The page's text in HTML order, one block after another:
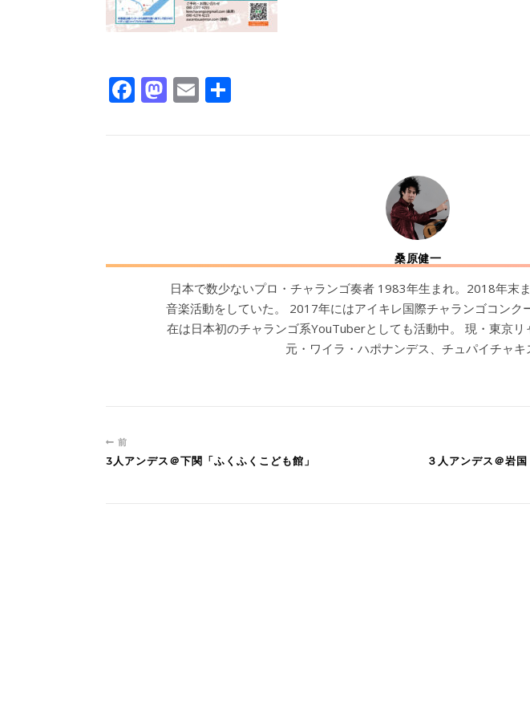
Facebook
Mastodon
Email
桑原健一
日本で数少ないプロ・チャランゴ奏者 1983年生まれ。2018年末
音楽活動をしていた。 2017年にはアイキレ国際チャランゴコンク
在は日本初のチャランゴ系YouTuberとしても活動中。 現・東京リ
元・ワイラ・ハポナンデス、チュパイチャキ
前
3人アンデス＠下関「ふくふくこども館」 ３人アンデス＠岩